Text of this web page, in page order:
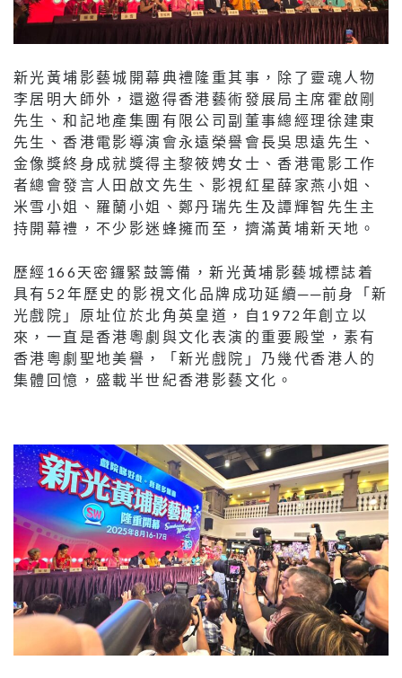
新光黃埔影藝城開幕典禮隆重其事，除了靈魂人物
李居明大師外，還邀得香港藝術發展局主席霍啟剛
先生、和記地產集團有限公司副董事總經理徐建東
先生、香港電影導演會永遠榮譽會長吳思遠先生、
金像獎終身成就獎得主黎筱娉女士、香港電影工作
者總會發言人田啟文先生、影視紅星薛家燕小姐、
米雪小姐、羅蘭小姐、鄭丹瑞先生及譚輝智先生主
持開幕禮，不少影迷蜂擁而至，擠滿黃埔新天地。
歷經166天密鑼緊鼓籌備，新光黃埔影藝城標誌着
具有52年歷史的影視文化品牌成功延續──前身「新
光戲院」原址位於北角英皇道，自1972年創立以
來，一直是香港粵劇與文化表演的重要殿堂，素有
香港粵劇聖地美譽，「新光戲院」乃幾代香港人的
集體回憶，盛載半世紀香港影藝文化。